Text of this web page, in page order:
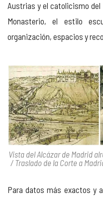
Austrias y el catolicismo del
Monasterio, el estilo
organización, espacios y
Vista del Alcázar de Madrid
/ Traslado de la Corte a
Para datos más exactos y